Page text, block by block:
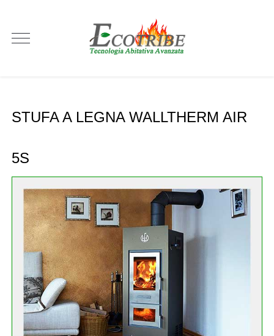
STUFA A LEGNA WALLTHERM AIR
5S